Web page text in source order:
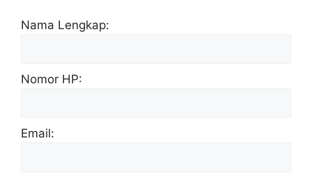
Nama Lengkap:
Nomor HP:
Email: